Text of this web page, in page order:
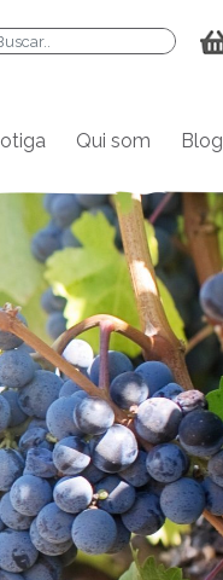
Qui som Blog